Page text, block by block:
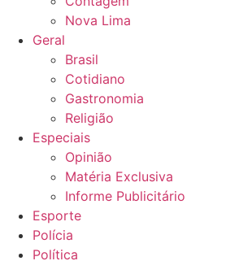
Nova Lima
Geral
Brasil
Cotidiano
Gastronomia
Religião
Especiais
Opinião
Matéria Exclusiva
Informe Publicitário
Esporte
Polícia
Política